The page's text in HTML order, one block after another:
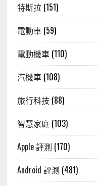
特斯拉 (151)
電動車(59)
電動機車(110)
汽機車(108)
旅行科技 (88)
智慧家庭(103)
Apple 評測 (170)
Android 評測 (481)